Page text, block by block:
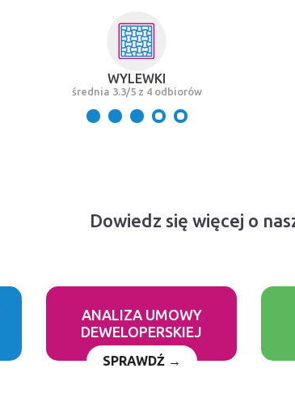
WYLEWKI
średnia 3.3/5 z 4 odbiorów
Dowiedz się więcej o
ANALIZA UMOWY
DEWELOPERSKIEJ
SPRAWDŹ →